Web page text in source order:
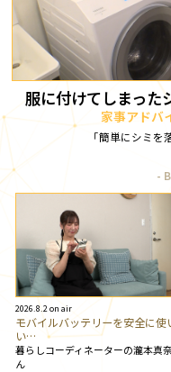
服に付けてしまった
家事アドバ
「簡単にシミを
2026.8.2 on air
モバイルバッテリーを安全に使
い…
暮らしコーディネーターの瀧本真
ん